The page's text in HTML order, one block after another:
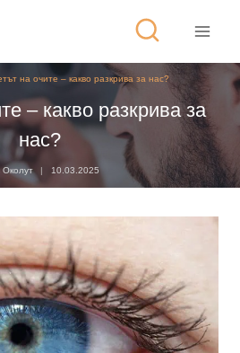
на очите – какво разкрива за нас?
– какво разкрива за
нас?
Околут 10.03.2025